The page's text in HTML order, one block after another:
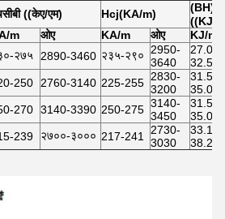
((केए/एम) Hcj(KA/m)
(BH)
((KJ/
m ओए KA/m ओए
KJ/m3
२७५ 2890-3460 २३५-२९० 2950-
3640
27.0-
32.5
250 2760-3140 225-255 2830-
3200
31.5-
35.0
270 3140-3390 250-275 3140-
3450
31.5-
35.0
239 २७००-३००० 217-241 2730-
3030
33.1-
38.2